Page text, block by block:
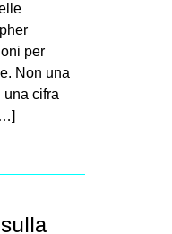
per
Non una
cifra